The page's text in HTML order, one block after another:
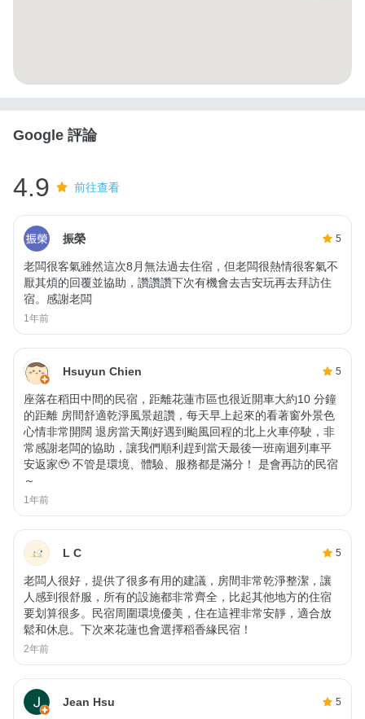
Google 評論
4.9 前往查看
振榮 5
老闆很客氣雖然這次8月無法過去住宿，但老闆很熱情很客氣不
厭其煩的回覆並協助，讚讚讚下次有機會去吉安玩再去拜訪住
宿。感謝老闆
1年前
Hsuyun Chien 5
座落在稻田中間的民宿，距離花蓮市區也很近開車大約10 分鐘
的距離 房間舒適乾淨風景超讚，每天早上起來的看著窗外景色
心情非常開闊 退房當天剛好遇到颱風回程的北上火車停駛，非
常感謝老闆的協助，讓我們順利趕到當天最後一班南迴列車平
安返家🥹 不管是環境、體驗、服務都是滿分！ 是會再訪的民宿
～
1年前
L C 5
老闆人很好，提供了很多有用的建議，房間非常乾淨整潔，讓
人感到很舒服，所有的設施都非常齊全，比起其他地方的住宿
要划算很多。民宿周圍環境優美，住在這裡非常安靜，適合放
鬆和休息。下次來花蓮也會選擇稻香緣民宿！
2年前
Jean Hsu 5